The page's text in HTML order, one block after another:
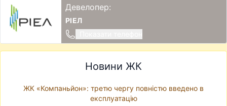
Девелопер:
РІЕЛ
Новини ЖК
ЖК «Компаньйон»: третю чергу повністю введено в
експлуатацію